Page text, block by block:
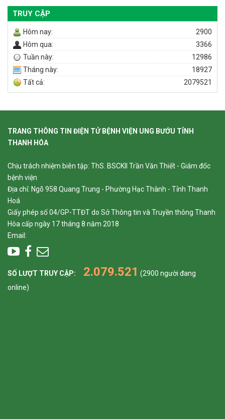
TRUY CẬP
Hôm nay:
2900
Hôm qua:
3366
Tuần này:
12986
Tháng này:
18927
Tất cả:
2079521
TRANG THÔNG TIN ĐIỆN TỬ BỆNH VIỆN UNG BƯỚU TỈNH
THANH HÓA
Chịu trách nhiệm biên tập: ThS. BSCKII Trần Văn Thiết - Giám đốc
bệnh viện
Địa chỉ: Ngõ 958 Quang Trung - Phường Hạc Thành - Tỉnh Thanh
Hoá
Giấy phép số 04/GP-TTĐT do Sở Thông tin và Truyền thông Thanh
Hóa cấp ngày 17 tháng 8 năm 2018
Email:
SỐ LƯỢT TRUY CẬP: 2.079.521 (2900 người đang
online)